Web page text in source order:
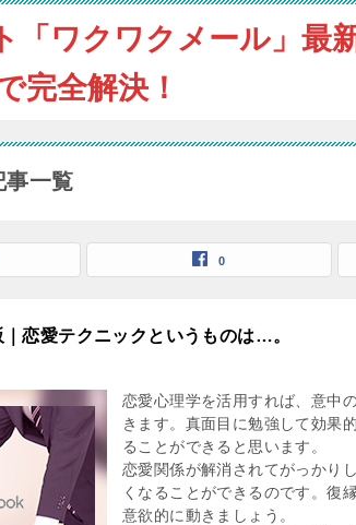
「ワクワクメール」最
完全解決！
事一覧
0
恋愛テクニックというものは…。
恋愛心理学を活用すれば、意中
きます。真面目に勉強して効果
ることができると思います。
恋愛関係が解消されてがっかり
くなることができるのです。復
意欲的に動きましょう。